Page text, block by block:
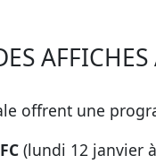
offrent une
(lundi 12 janvier